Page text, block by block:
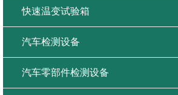
快速温变试验箱
汽车检测设备
汽车零部件检测设备